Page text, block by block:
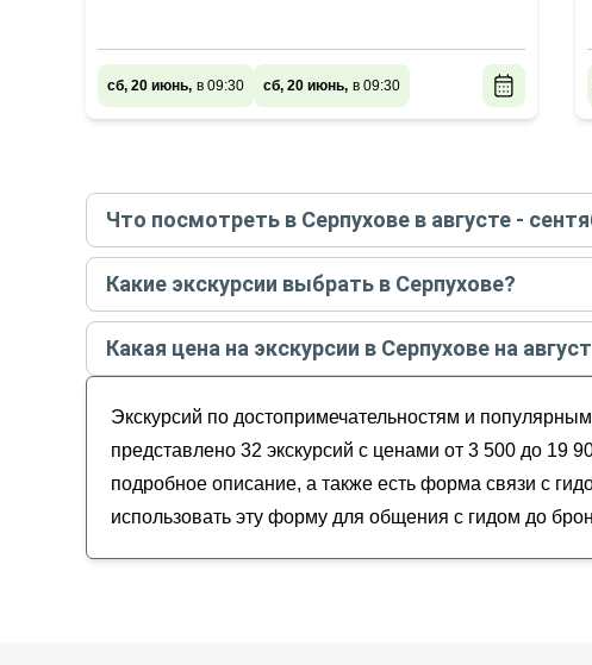
сб, 20 июнь, в 09:30 сб, 20 июнь, в 09:30
Что посмотреть в Серпухове в августе -
Самые популярные местав Серпуховев августе -
Обзорные
История и архитектура
Музеи и искусство
Гастрономические
Для детей
Какие экскурсии выбрать в Серпухове?
Самые популярные экскурсиив Серпуховев августе
Серпухов на трёх холмах: два монастыря +
О чём расскажут старинные улицы Серпухова
Серпухов на автомобиле: почувствовать ритм
Серпухов сквозь эпохи
Какая цена на экскурсии в Серпухове на
Экскурсий по достопримечательностям и
представлено 32 экскурсий с ценами от 3 500 до 19
подробное описание, а также есть форма связи с
использовать эту форму для общения с гидом до